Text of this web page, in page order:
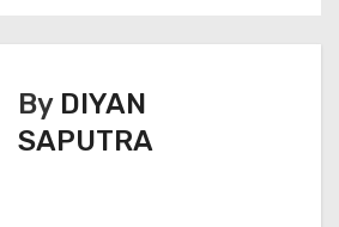
By DIYAN
SAPUTRA